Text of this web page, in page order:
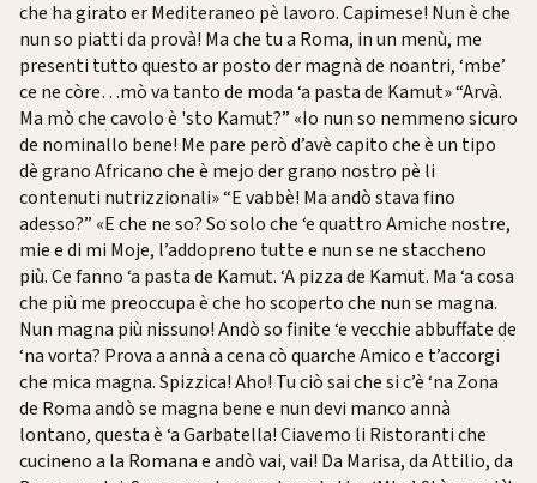
che ha girato er Mediteraneo pè lavoro. Capimese! Nun è che
nun so piatti da provà! Ma che tu a Roma, in un menù, me
presenti tutto questo ar posto der magnà de noantri, ‘mbe’
ce ne còre…mò va tanto de moda ‘a pasta de Kamut» “Arvà.
Ma mò che cavolo è 'sto Kamut?” «Io nun so nemmeno sicuro
de nominallo bene! Me pare però d’avè capito che è un tipo
dè grano Africano che è mejo der grano nostro pè li
contenuti nutrizzionali» “E vabbè! Ma andò stava fino
adesso?” «E che ne so? So solo che ‘e quattro Amiche nostre,
mie e di mi Moje, l’addopreno tutte e nun se ne staccheno
più. Ce fanno ‘a pasta de Kamut. ‘A pizza de Kamut. Ma ‘a cosa
che più me preoccupa è che ho scoperto che nun se magna.
Nun magna più nissuno! Andò so finite ‘e vecchie abbuffate de
‘na vorta? Prova a annà a cena cò quarche Amico e t’accorgi
che mica magna. Spizzica! Aho! Tu ciò sai che si c’è ‘na Zona
de Roma andò se magna bene e nun devi manco annà
lontano, questa è ‘a Garbatella! Ciavemo li Ristoranti che
cucineno a la Romana e andò vai, vai! Da Marisa, da Attilio, da